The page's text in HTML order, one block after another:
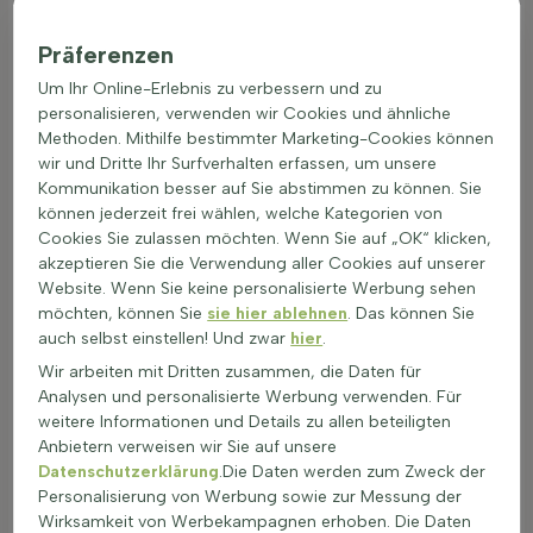
Blühende Ziergräser sind eine wunderbare Ergänzung für
jeden Garten. Sie bringen Farbe und Leichtigkeit und sind
ideal für verschiedene Anwendungen. Hier sind einige
Möglichkeiten, wie blühende Ziergräser im Garten eingesetzt
werden können:
Als Randbeplanzung: Blühende Ziergräser eignen sich
hervorragend als Randbeplanzung, um Beete
einzurahmen und Struktur zu verleihen.
In Gruppenpflanzungen: Diese Gräser können in Gruppen
gepflanzt werden, um farbenfrohe Akzente zu setzen
und lebendige Gärten zu schaffen.
Als Solitärpflanze: Ein einzelnes blühendes Ziergras kann
als Blickfang in einem Schnittgarten oder einem
ökologischen Garten dienen.
Für Bienen- und Schmetterlingsgärten: Blühende
Ziergräser ziehen Bienen und Schmetterlinge an und
fördern die Biodiversität.
In farbenfrohen Gärten: Sie bieten elegante Blüten und
dekorative Blütenstände, die jedem Garten Farbe und
Präferenzen
Um Ihr Online-Erlebnis zu verbessern und zu
personalisieren, verwenden wir Cookies und ähnliche
Methoden. Mithilfe bestimmter Marketing-Cookies können
wir und Dritte Ihr Surfverhalten erfassen, um unsere
Kommunikation besser auf Sie abstimmen zu können. Sie
können jederzeit frei wählen, welche Kategorien von
Cookies Sie zulassen möchten. Wenn Sie auf „OK“ klicken,
akzeptieren Sie die Verwendung aller Cookies auf unserer
Website. Wenn Sie keine personalisierte Werbung sehen
möchten, können Sie sie hier ablehnen. Das können Sie
auch selbst einstellen! Und zwar hier.
Wir arbeiten mit Dritten zusammen, die Daten für
Analysen und personalisierte Werbung verwenden. Für
weitere Informationen und Details zu allen beteiligten
Anbietern verweisen wir Sie auf unsere
Datenschutzerklärung.Die Daten werden zum Zweck der
Personalisierung von Werbung sowie zur Messung der
Wirksamkeit von Werbekampagnen erhoben. Die Daten